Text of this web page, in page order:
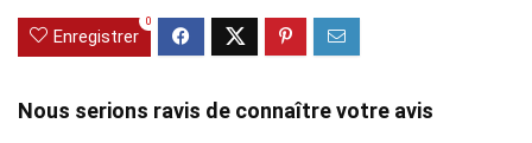
Enregistrer
0
Nous serions ravis de connaître votre avis